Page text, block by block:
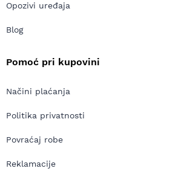
Opozivi uređaja
Blog
Pomoć pri kupovini
Načini plaćanja
Politika privatnosti
Povraćaj robe
Reklamacije